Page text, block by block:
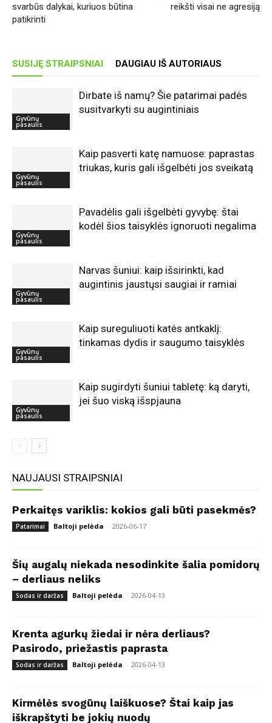
svarbūs dalykai, kuriuos būtina
patikrinti
reikšti visai ne agresiją
SUSIJĘ STRAIPSNIAI DAUGIAU IŠ AUTORIAUS
Gyvūnų
pasaulis
Dirbate iš namų? Šie patarimai padės
susitvarkyti su augintiniais
Gyvūnų
pasaulis
Kaip pasverti katę namuose: paprastas
triukas, kuris gali išgelbėti jos sveikatą
Gyvūnų
pasaulis
Pavadėlis gali išgelbėti gyvybę: štai
kodėl šios taisyklės ignoruoti negalima
Gyvūnų
pasaulis
Narvas šuniui: kaip išsirinkti, kad
augintinis jaustųsi saugiai ir ramiai
Gyvūnų
pasaulis
Kaip sureguliuoti katės antkaklį:
tinkamas dydis ir saugumo taisyklės
Gyvūnų
pasaulis
Kaip sugirdyti šuniui tabletę: ką daryti,
jei šuo viską išspjauna
NAUJAUSI STRAIPSNIAI
Perkaitęs variklis: kokios gali būti pasekmės?
Patarimai Baltoji pelėda - 2026-06-17
Šių augalų niekada nesodinkite šalia pomidorų
– derliaus neliks
Sodas ir daržas Baltoji pelėda - 2026-04-13
Krenta agurkų žiedai ir nėra derliaus?
Pasirodo, priežastis paprasta
Sodas ir daržas Baltoji pelėda - 2026-04-13
Kirmėlės svogūnų laiškuose? Štai kaip jas
iškrapštyti be jokių nuodų